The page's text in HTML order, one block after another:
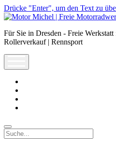
Drücke "Enter", um den Text zu
Motor
|
Freie
Dresden
Für Sie in Dresden - Freie
Rollerverkauf | Rennsport
Suche